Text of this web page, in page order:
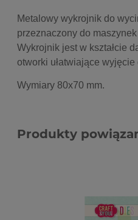
Metalowy wykrojnik do
przeznaczony do
Wykrojnik jest w kształcie
otworki ułatwiające wyjęcie
Wymiary 80x70 mm.
Produkty